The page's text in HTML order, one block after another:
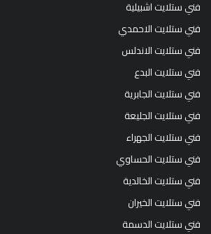
فني ستلايت اشبيلية
فني ستلايت الاحمدي
فني ستلايت الاندلس
فني ستلايت البدع
فني ستلايت الجابرية
فني ستلايت الجليعة
فني ستلايت الجهراء
فني ستلايت الحساوي
فني ستلايت الخالدية
فني ستلايت الخيران
فني ستلايت الدسمة